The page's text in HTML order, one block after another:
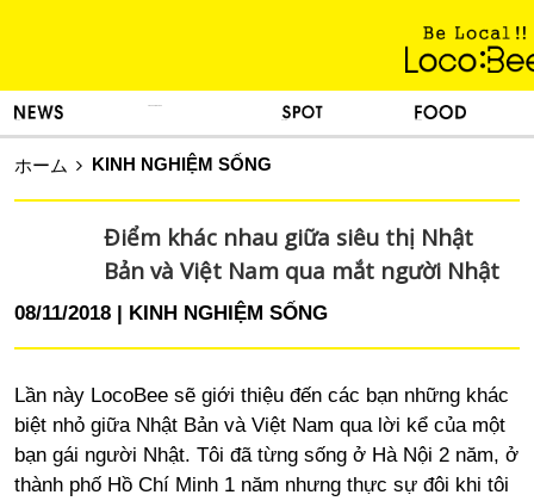
ホーム KINH NGHIỆM SỐNG
Điểm khác nhau giữa siêu thị Nhật
Bản và Việt Nam qua mắt người Nhật
08/11/2018 KINH NGHIỆM SỐNG
Lần này LocoBee sẽ giới thiệu đến các bạn những khác
biệt nhỏ giữa Nhật Bản và Việt Nam qua lời kể của một
bạn gái người Nhật. Tôi đã từng sống ở Hà Nội 2 năm, ở
thành phố Hồ Chí Minh 1 năm nhưng thực sự đôi khi tôi